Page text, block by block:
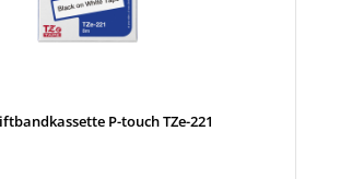
P-touch TZe-221